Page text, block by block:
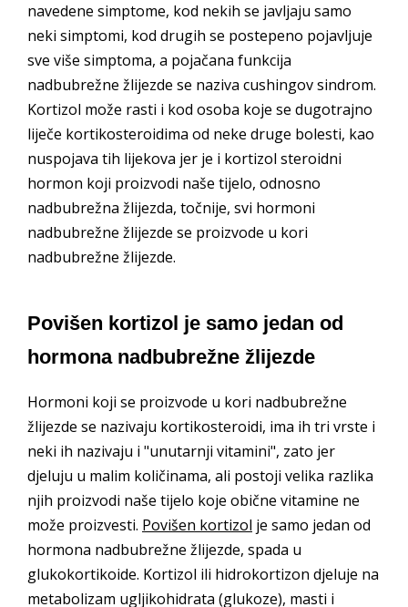
navedene simptome, kod nekih se javljaju samo
neki simptomi, kod drugih se postepeno pojavljuje
sve više simptoma, a pojačana funkcija
nadbubrežne žlijezde se naziva cushingov sindrom.
Kortizol može rasti i kod osoba koje se dugotrajno
liječe kortikosteroidima od neke druge bolesti, kao
nuspojava tih lijekova jer je i kortizol steroidni
hormon koji proizvodi naše tijelo, odnosno
nadbubrežna žlijezda, točnije, svi hormoni
nadbubrežne žlijezde se proizvode u kori
nadbubrežne žlijezde.
Povišen kortizol je samo jedan od
hormona nadbubrežne žlijezde
Hormoni koji se proizvode u kori nadbubrežne
žlijezde se nazivaju kortikosteroidi, ima ih tri vrste i
neki ih nazivaju i "unutarnji vitamini", zato jer
djeluju u malim količinama, ali postoji velika razlika
njih proizvodi naše tijelo koje obične vitamine ne
može proizvesti. Povišen kortizol je samo jedan od
hormona nadbubrežne žlijezde, spada u
glukokortikoide. Kortizol ili hidrokortizon djeluje na
metabolizam ugljikohidrata (glukoze), masti i